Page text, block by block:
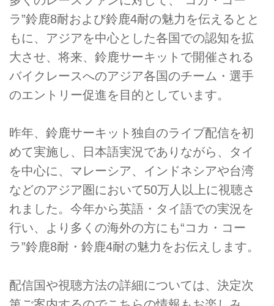
ラ”鈴鹿8耐および鈴鹿4耐の魅力を伝えるとと
もに、アジアを中心とした各国での認知を拡
大させ、将来、鈴鹿サーキットで開催される
バイクレースへのアジア各国のチーム・選手
のエントリー促進を目的としています。
昨年、鈴鹿サーキット独自のライブ配信を初
めて実施し、日本語実況でありながら、タイ
を中心に、マレーシア、インドネシアや台湾
などのアジア圏において50万人以上に視聴さ
れました。今年から英語・タイ語での実況を
行い、より多くの海外の方にも“コカ・コー
ラ”鈴鹿8耐・鈴鹿4耐の魅力をお伝えします。
配信国や視聴方法の詳細については、決定次